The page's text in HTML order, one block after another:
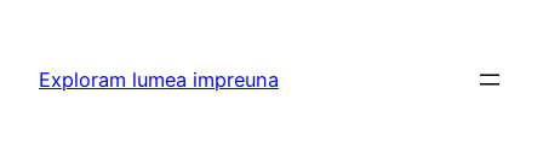
content
Exploram lumea impreuna